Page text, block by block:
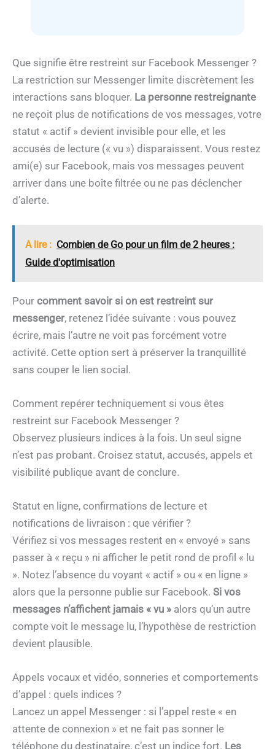
Que signifie être restreint sur Facebook Messenger ?
La restriction sur Messenger limite discrètement les
interactions sans bloquer. La personne restreignante
ne reçoit plus de notifications de vos messages, votre
statut « actif » devient invisible pour elle, et les
accusés de lecture (« vu ») disparaissent. Vous restez
ami(e) sur Facebook, mais vos messages peuvent
arriver dans une boîte filtrée ou ne pas déclencher
d’alerte.
A lire : Combien de Go pour un film de 2 heures :
Guide d'optimisation
Pour comment savoir si on est restreint sur
messenger, retenez l’idée suivante : vous pouvez
écrire, mais l’autre ne voit pas forcément votre
activité. Cette option sert à préserver la tranquillité
sans couper le lien social.
Comment repérer techniquement si vous êtes
restreint sur Facebook Messenger ?
Observez plusieurs indices à la fois. Un seul signe
n’est pas probant. Croisez statut, accusés, appels et
visibilité publique avant de conclure.
Statut en ligne, confirmations de lecture et
notifications de livraison : que vérifier ?
Vérifiez si vos messages restent en « envoyé » sans
passer à « reçu » ni afficher le petit rond de profil « lu
». Notez l’absence du voyant « actif » ou « en ligne »
alors que la personne publie sur Facebook. Si vos
messages n’affichent jamais « vu » alors qu’un autre
compte voit le message lu, l’hypothèse de restriction
devient plausible.
Appels vocaux et vidéo, sonneries et comportements
d’appel : quels indices ?
Lancez un appel Messenger : si l’appel reste « en
attente de connexion » et ne fait pas sonner le
téléphone du destinataire, c’est un indice fort. Les